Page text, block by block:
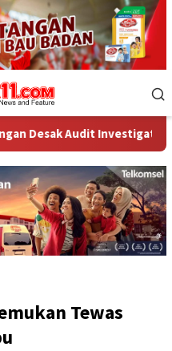
WNA Asal
Tewas